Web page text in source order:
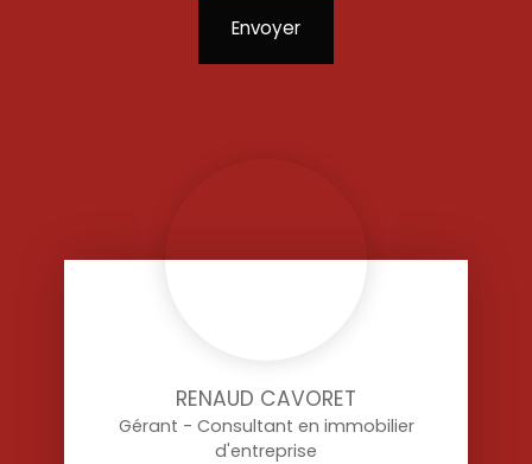
Envoyer
RENAUD CAVORET
Gérant - Consultant en immobilier
d'entreprise